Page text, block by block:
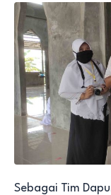
Sebagai Tim